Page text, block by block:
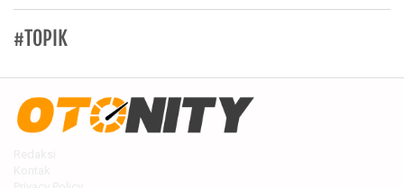
#TOPIK